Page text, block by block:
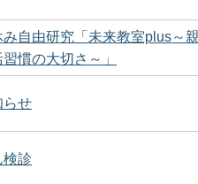
み自由研究「未来教室plus～
慣の大切さ～」
らせ
検診